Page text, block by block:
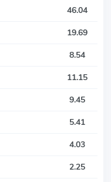
46.04
19.69
8.54
11.15
9.45
5.41
4.03
2.25